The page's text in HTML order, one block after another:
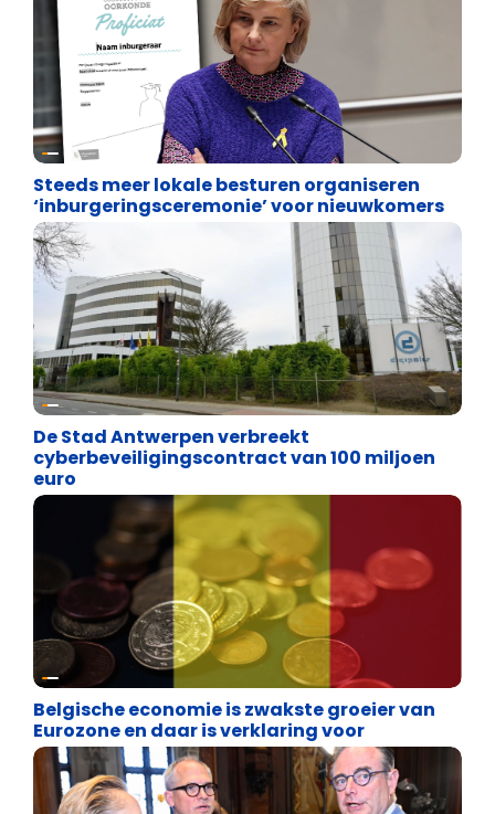
Binnenland politiek
Steeds meer lokale besturen organiseren
‘inburgeringsceremonie’ voor nieuwkomers
Binnenland politiek
De Stad Antwerpen verbreekt
cyberbeveiligingscontract van 100 miljoen
euro
Binnenland politiek
Belgische economie is zwakste groeier van
Eurozone en daar is verklaring voor